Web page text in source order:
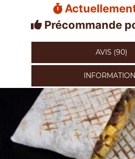
Précommande
AVIS (90)